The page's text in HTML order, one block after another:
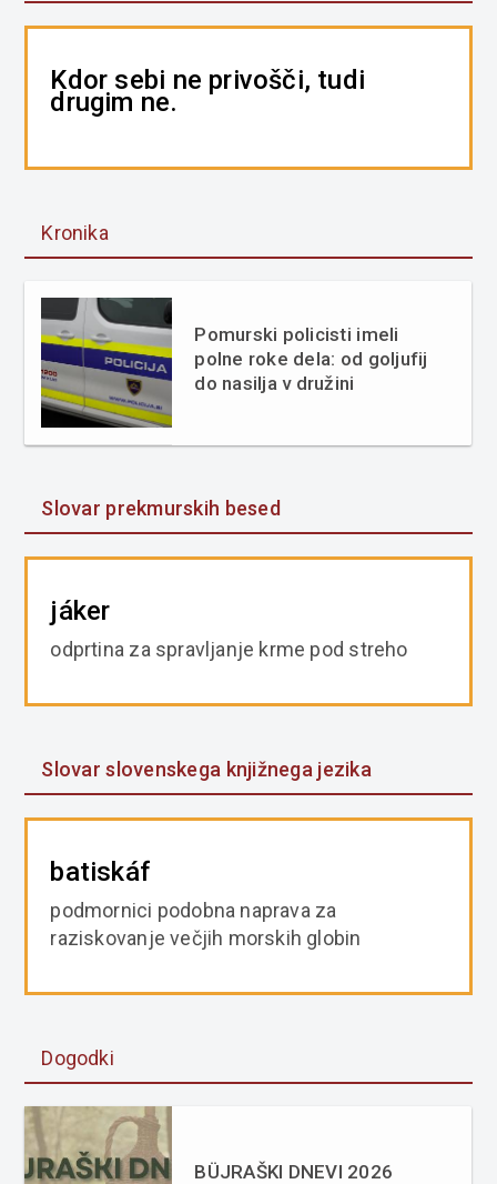
Kdor sebi ne privošči, tudi
drugim ne.
Kronika
Pomurski policisti imeli
polne roke dela: od goljufij
do nasilja v družini
Slovar prekmurskih besed
jáker
odprtina za spravljanje krme pod streho
Slovar slovenskega knjižnega jezika
batiskáf
podmornici podobna naprava za
raziskovanje večjih morskih globin
Dogodki
BÜJRAŠKI DNEVI 2026